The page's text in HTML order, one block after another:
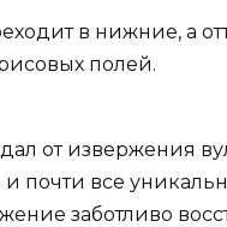
в нижние, а
полей.
от извержения
почти все
заботливо